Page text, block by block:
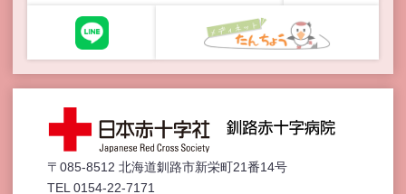
〒085-8512 北海道釧路市新栄町21番14号
TEL 0154-22-7171